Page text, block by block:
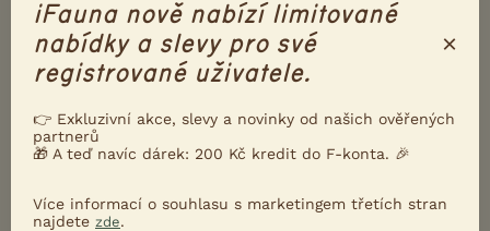
Nové Dvory, okr. Třebíč CHS AirB...
Aisha's Heritage
iFauna nově nabízí limitované
nabídky a slevy pro své
registrované uživatele.
×
👉 Exkluzivní akce, slevy a novinky od našich ověřených
partnerů
🎁 A teď navíc dárek: 200 Kč kredit do F-konta. 🎉
Více informací o souhlasu s marketingem třetích stran
najdete zde.